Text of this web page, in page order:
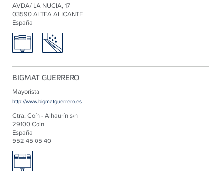
AVDA/ LA NUCIA, 17
03590 ALTEA ALICANTE
España
BIGMAT GUERRERO
Mayorista
http://www.bigmatguerrero.es
Ctra. Coín - Alhaurín s/n
29100 Coin
España
952 45 05 40